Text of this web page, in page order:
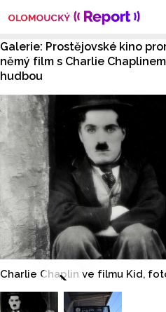
Galerie: Prostějovské kino
němý film s Charlie
hudbou
Charlie Chaplin ve filmu Kid,